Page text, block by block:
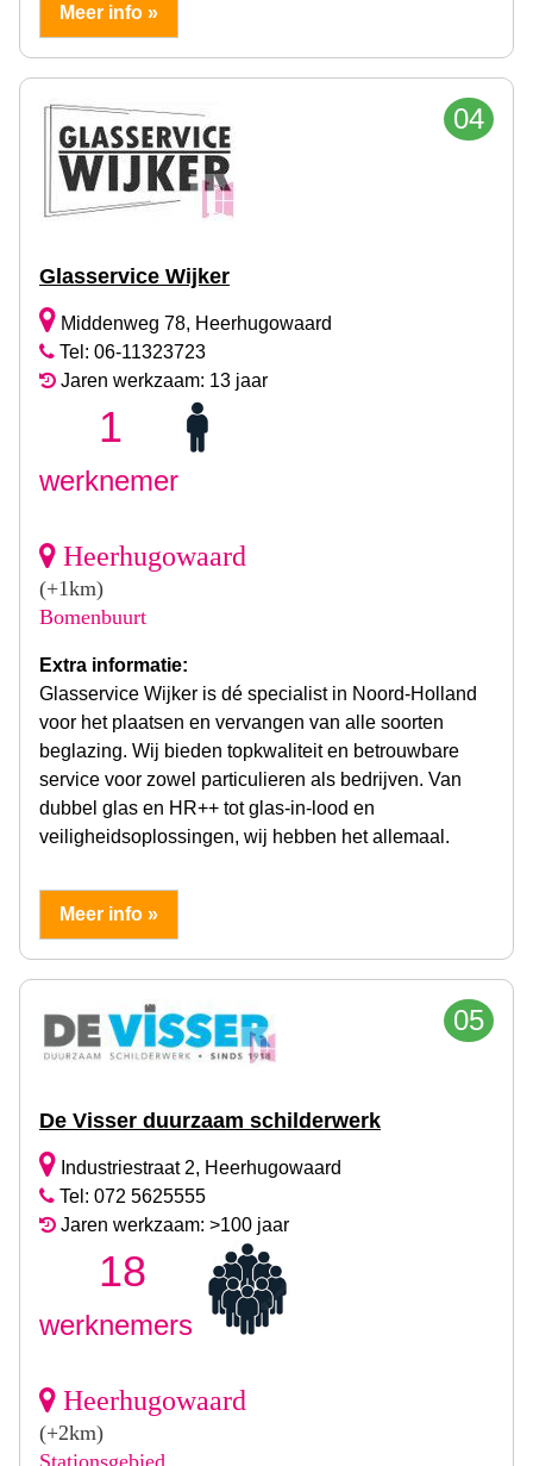
Meer info »
04
Glasservice Wijker
Middenweg 78, Heerhugowaard
Tel: 06-11323723
Jaren werkzaam: 13 jaar
1
werknemer
Heerhugowaard
(+1km)
Bomenbuurt
Extra informatie:
Glasservice Wijker is dé specialist in Noord-Holland
voor het plaatsen en vervangen van alle soorten
beglazing. Wij bieden topkwaliteit en betrouwbare
service voor zowel particulieren als bedrijven. Van
dubbel glas en HR++ tot glas-in-lood en
veiligheidsoplossingen, wij hebben het allemaal.
Meer info »
05
De Visser duurzaam schilderwerk
Industriestraat 2, Heerhugowaard
Tel: 072 5625555
Jaren werkzaam: >100 jaar
18
werknemers
Heerhugowaard
(+2km)
Stationsgebied